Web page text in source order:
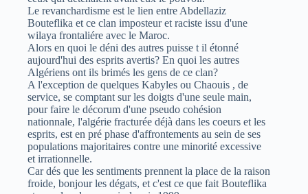
Le revanchardisme est le lien entre Abdellaziz
Bouteflika et ce clan imposteur et raciste issu d'une
wilaya frontaliére avec le Maroc.
Alors en quoi le déni des autres puisse t il étonné
aujourd'hui des esprits avertis? En quoi les autres
Algériens ont ils brimés les gens de ce clan?
A l'exception de quelques Kabyles ou Chaouis , de
service, se comptant sur les doigts d'une seule main,
pour faire le décorum d'une pseudo cohésion
nationnale, l'algérie fracturée déjà dans les coeurs et les
esprits, est en pré phase d'affrontements au sein de ses
populations majoritaires contre une minorité excessive
et irrationnelle.
Car dés que les sentiments prennent la place de la raison
froide, bonjour les dégats, et c'est ce que fait Bouteflika